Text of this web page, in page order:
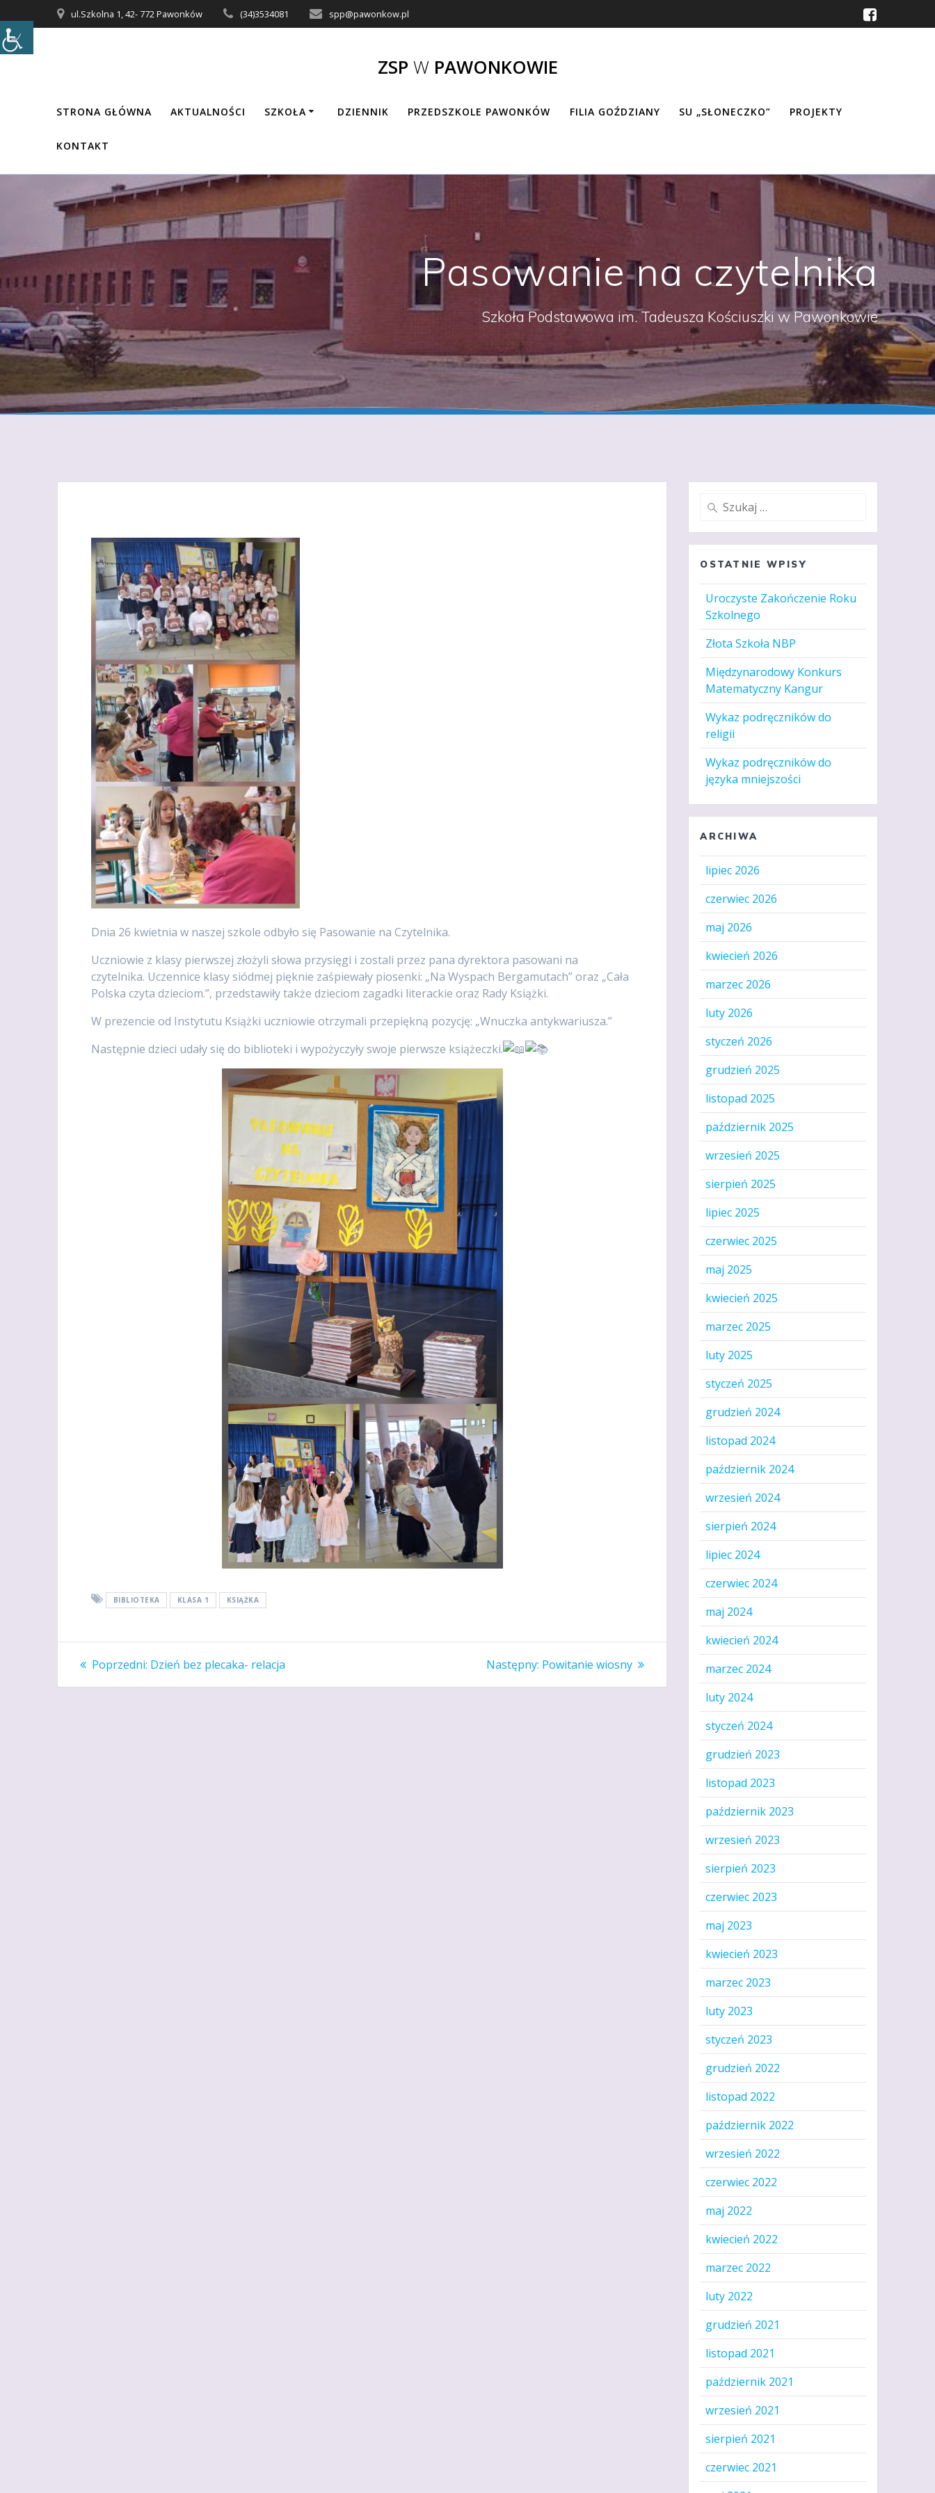
do
treści
ul.Szkolna 1, 42- 772 Pawonków (34)3534081 spp@pawonkow.pl
ZSP W PAWONKOWIE
STRONA GŁÓWNA AKTUALNOŚCI SZKOŁA DZIENNIK PRZEDSZKOLE PAWONKÓW FILIA GOŹDZIANY SU „SŁONECZKO” PROJEKTY
KONTAKT
Pasowanie na czytelnika
Szkoła Podstawowa im. Tadeusza Kościuszki w Pawonkowie
Dnia 26 kwietnia w naszej szkole odbyło się Pasowanie na Czytelnika.
Uczniowie z klasy pierwszej złożyli słowa przysięgi i zostali przez pana dyrektora pasowani na
czytelnika. Uczennice klasy siódmej pięknie zaśpiewały piosenki: „Na Wyspach Bergamutach” oraz „Cała
Polska czyta dzieciom.”, przedstawiły także dzieciom zagadki literackie oraz Rady Książki.
W prezencie od Instytutu Książki uczniowie otrzymali przepiękną pozycję: „Wnuczka antykwariusza.”
Następnie dzieci udały się do biblioteki i wypożyczyły swoje pierwsze książeczki.
BIBLIOTEKA KLASA 1 KSIĄŻKA
Nawigacja
wpisu
Poprzedni: Poprzedni
Dzień bez plecaka- relacja Następny: Następny
Powitanie wiosny
Szukaj:
OSTATNIE WPISY
Uroczyste Zakończenie Roku
Szkolnego
Złota Szkoła NBP
Międzynarodowy Konkurs
Matematyczny Kangur
Wykaz podręczników do
religii
Wykaz podręczników do
języka mniejszości
ARCHIWA
lipiec 2026
czerwiec 2026
maj 2026
kwiecień 2026
marzec 2026
luty 2026
styczeń 2026
grudzień 2025
listopad 2025
październik 2025
wrzesień 2025
sierpień 2025
lipiec 2025
czerwiec 2025
maj 2025
kwiecień 2025
marzec 2025
luty 2025
styczeń 2025
grudzień 2024
listopad 2024
październik 2024
wrzesień 2024
sierpień 2024
lipiec 2024
czerwiec 2024
maj 2024
kwiecień 2024
marzec 2024
luty 2024
styczeń 2024
grudzień 2023
listopad 2023
październik 2023
wrzesień 2023
sierpień 2023
czerwiec 2023
maj 2023
kwiecień 2023
marzec 2023
luty 2023
styczeń 2023
grudzień 2022
listopad 2022
październik 2022
wrzesień 2022
czerwiec 2022
maj 2022
kwiecień 2022
marzec 2022
luty 2022
grudzień 2021
listopad 2021
październik 2021
wrzesień 2021
sierpień 2021
czerwiec 2021